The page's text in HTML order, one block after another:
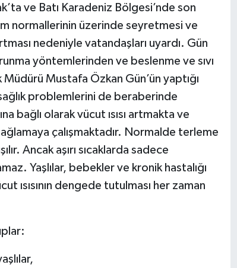
ve Batı Karadeniz Bölgesi’nde son
normallerinin üzerinde seyretmesi ve
nedeniyle vatandaşları uyardı. Gün
yöntemlerinden ve beslenme ve sıvı
Müdürü Mustafa Özkan Gün’ün yaptığı
sağlık problemlerini de beraberinde
bağlı olarak vücut ısısı artmakta ve
çalışmaktadır. Normalde terleme
Ancak aşırı sıcaklarda sadece
Yaşlılar, bebekler ve kronik hastalığı
ısısının dengede tutulması her zaman